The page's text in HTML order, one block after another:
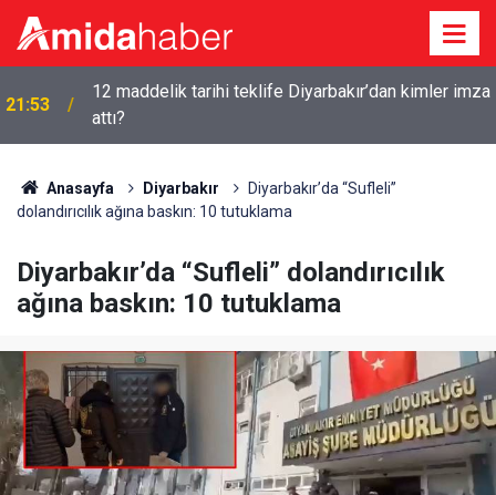
21:46 Diyarbakır’da geçici satış fuarlarına tepki
Anasayfa Diyarbakır
Diyarbakır’da “Sufleli”
dolandırıcılık ağına baskın: 10 tutuklama
Diyarbakır’da “Sufleli” dolandırıcılık
ağına baskın: 10 tutuklama